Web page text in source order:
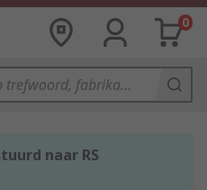
0
naar RS